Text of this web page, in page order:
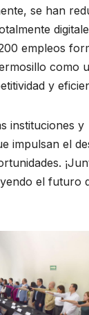
se han
empleos
como
y
instituciones y
impulsan el
el futuro